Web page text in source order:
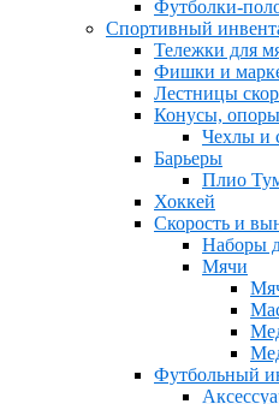
Футболки-
Спортивный
Тележки для
Фишки и
Лестницы
Конусы,
Чехлы и
Барьеры
Плио
Хоккей
Скорость и
Наборы
Мячи
Футбольный